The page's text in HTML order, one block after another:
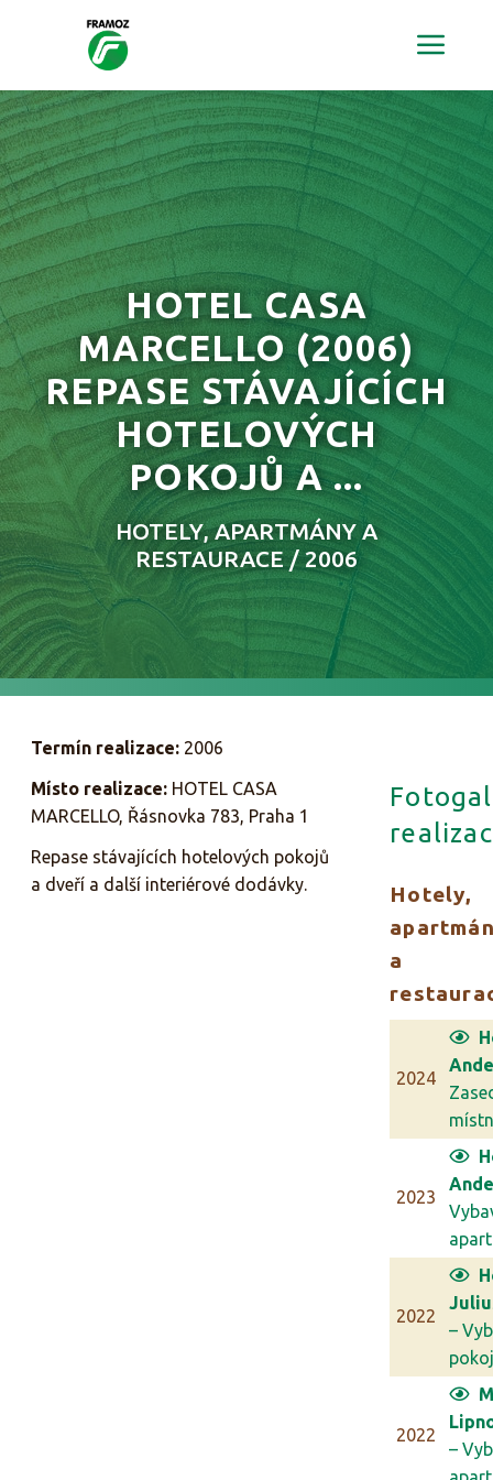
HOTEL CASA
MARCELLO(2006)
REPASE STÁVAJÍCÍCH
HOTELOVÝCH
POKOJŮ A ...
HOTELY, APARTMÁNY A
RESTAURACE / 2006
Termín realizace: 2006
Místo realizace: HOTEL CASA
MARCELLO, Řásnovka 783, Praha 1
Repase stávajících hotelových pokojů
a dveří a další interiérové dodávky.
Hotely,
a
2024
2023
2022
–
2022
–